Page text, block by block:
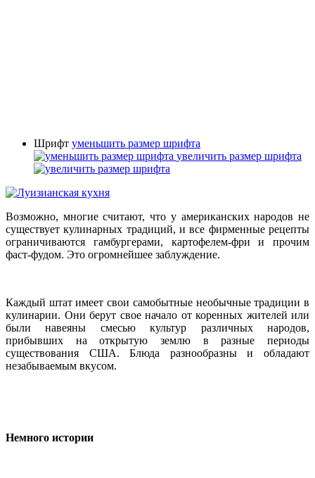
Шрифт уменьшить размер шрифта
увеличить размер шрифта
Возможно, многие считают, что у американских народов не
существует кулинарных традиций, и все фирменные рецепты
ограничиваются гамбургерами, картофелем-фри и прочим
фаст-фудом. Это огромнейшее заблуждение.
Каждый штат имеет свои самобытные необычные традиции в
кулинарии. Они берут свое начало от коренных жителей или
были навеяны смесью культур различных народов,
прибывших на открытую землю в разные периоды
существования США. Блюда разнообразны и обладают
незабываемым вкусом.
Немного истории